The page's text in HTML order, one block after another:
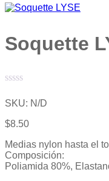
Soquette
con
de
5
SKU: N/D
$8.50
Medias nylon hasta el
Composición:
Poliamida 80%,